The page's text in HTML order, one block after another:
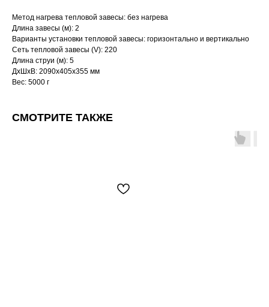
Метод нагрева тепловой завесы: без нагрева
Длина завесы (м): 2
Варианты установки тепловой завесы: горизонтально и вертикально
Сеть тепловой завесы (V): 220
Длина струи (м): 5
ДxШxВ: 2090x405x355 мм
Вес: 5000 г
СМОТРИТЕ ТАКЖЕ